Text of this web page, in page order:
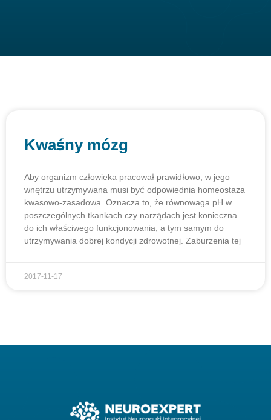
Kwaśny mózg
Aby organizm człowieka pracował prawidłowo, w jego
wnętrzu utrzymywana musi być odpowiednia homeostaza
kwasowo-zasadowa. Oznacza to, że równowaga pH w
poszczególnych tkankach czy narządach jest konieczna
do ich właściwego funkcjonowania, a tym samym do
utrzymywania dobrej kondycji zdrowotnej. Zaburzenia tej
2017-11-17